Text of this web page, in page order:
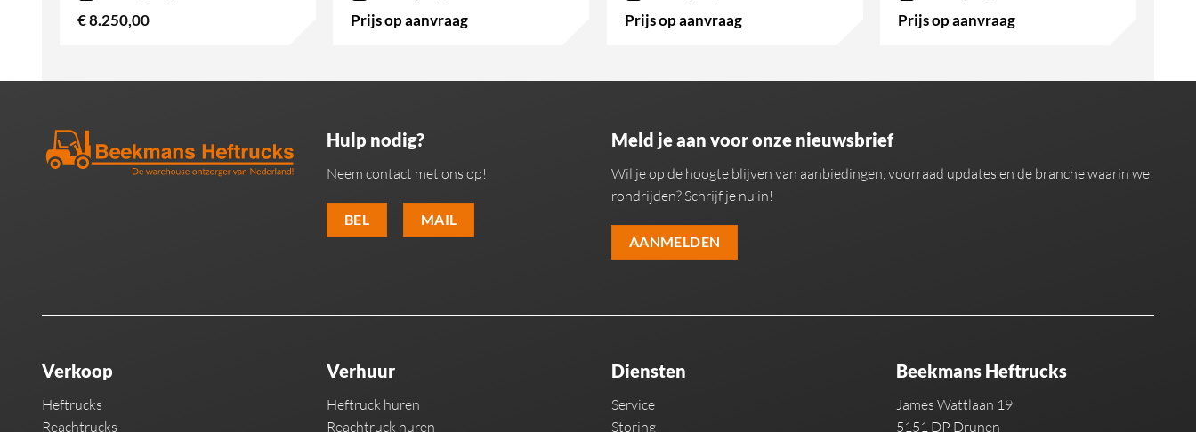
€8.250,00 Prijs op aanvraag Prijs op aanvraag Prijs op aanvraag
Hulp nodig?
Neem contact met ons op!
BEL MAIL
Meld je aan voor onze nieuwsbrief
Wil je op de hoogte blijven van aanbiedingen, voorraad updates en de branche waarin we
rondrijden? Schrijf je nu in!
AANMELDEN
Verkoop
Heftrucks
Reachtrucks
Verhuur
Heftruck huren
Reachtruck huren
Diensten
Service
Storing
Beekmans Heftrucks
James Wattlaan 19
5151 DP Drunen